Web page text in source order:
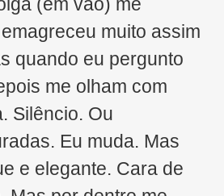
(em vão) me
muito assim
quando eu pergunto
me olham com
Silêncio. Ou
Eu muda. Mas
e elegante. Cara de